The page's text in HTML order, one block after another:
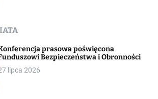
prasowa poświęcona
Bezpieczeństwa i Obronności
lipca 2026